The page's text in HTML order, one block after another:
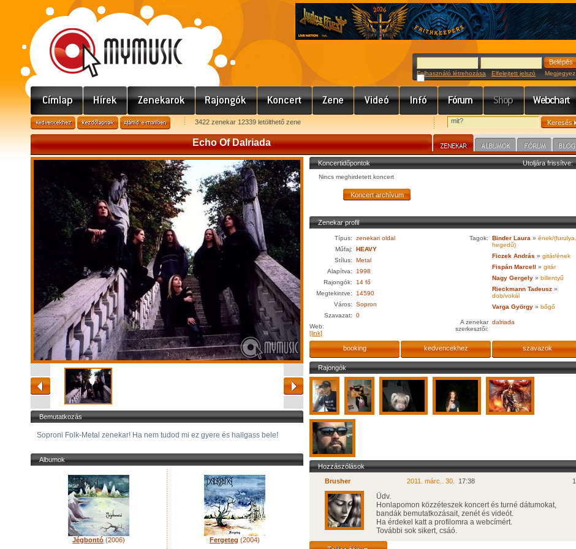
Felhasználó létrehozása Elfelejtett jelszó Megjegyez
3422 zenekar 12339 letölthető zene
Echo Of Dalriada
Bemutatkozás
Soproni Folk-Metal zenekar! Ha nem tudod mi ez gyere és hallgass bele!
Albumok
Jégbontó (2006) Fergeteg (2004)
Utoljára frissítve:
Koncertidőpontok
Nincs meghirdetett koncert
Zenekar profil
Típus:
zenekari oldal
Műfaj:
HEAVY
Stílus:
Metal
Alapítva:
1998
Rajongók:
14 fő
Megtekintve:
14590
Város:
Sopron
Szavazat:
0
Web:
[link]
Tagok: Binder Laura » ének/(furulya,
hegedű)
Ficzek András » gitár/ének
Fispán Marcell » gitár
Nagy Gergely » billentyű
Rieckmann Tadeusz »
dob/vokál
Varga György » bőgő
A zenekar
szerkesztői:
dalriada
booking kedvencekhez szavazok
Rajongók
Hozzászólások
Brusher
2011. márc.. 30. 17:38 1
Üdv.
Honlapomon közzéteszek koncert és turné dátumokat,
bandák bemutatkozásait, zenét és videót.
Ha érdekel katt a profilomra a webcímért.
További sok sikert, csáó.